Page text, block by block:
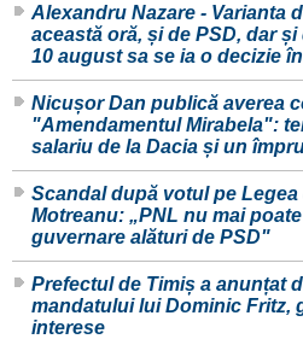
Alexandru Nazare - Varianta
această oră, și de PSD, dar
10 august sa se ia o decizie
Nicușor Dan publică averea
"Amendamentul Mirabela":
salariu de la Dacia și un
Scandal după votul pe
Motreanu: „PNL nu mai
guvernare alături de PSD"
Prefectul de Timiș a anunțat
mandatului lui Dominic Fritz,
interese